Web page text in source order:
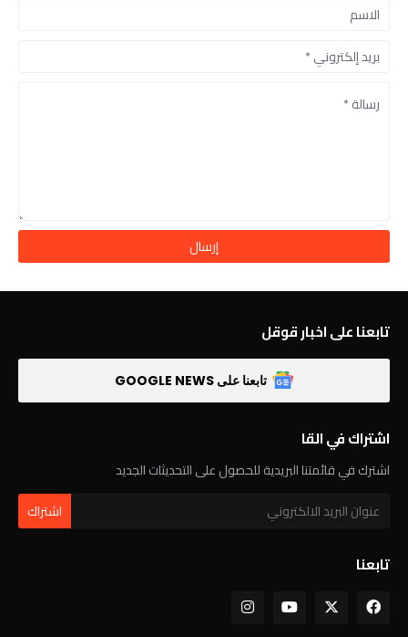
تابعنا على اخبار قوقل
تابعنا على GOOGLE NEWS
اشتراك في القا
اشترك في قائمتنا البريدية للحصول على التحديثات الجديد
تابعنا